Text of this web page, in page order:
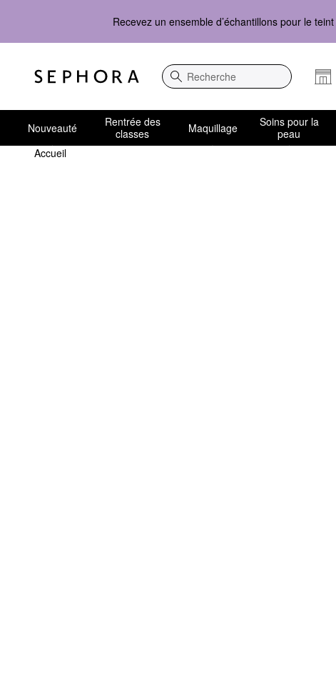
Recevez un ensemble d’échantillons pour le teint
Recherche
Nouveauté
Rentrée des
classes
Maquillage
Soins pour la
peau
Accueil